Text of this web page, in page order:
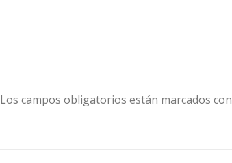
Los campos obligatorios están marcados con